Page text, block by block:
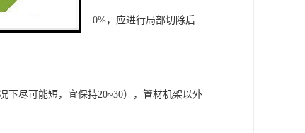
度超过管材壁厚的10%，应进行局部切除后
下尽可能短，宜保持20~30），管材机架以外